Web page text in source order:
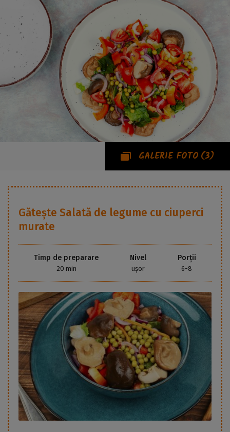
GALERIE FOTO (3)
Gătește Salată de legume cu ciuperci
murate
Timp de preparare
20 min
Nivel
ușor
Porții
6-8